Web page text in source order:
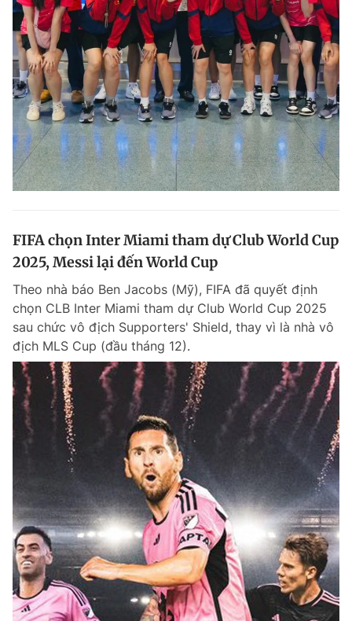
FIFA chọn Inter Miami tham dự Club World Cup
2025, Messi lại đến World Cup
Theo nhà báo Ben Jacobs (Mỹ), FIFA đã quyết định
chọn CLB Inter Miami tham dự Club World Cup 2025
sau chức vô địch Supporters' Shield, thay vì là nhà vô
địch MLS Cup (đầu tháng 12).